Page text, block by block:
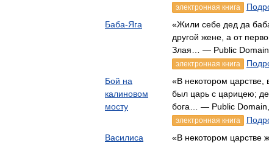
электронная книга
Баба-Яга
«Жили себе дед да
другой жене, а от
Злая… — Public Domain,
электронная книга
Бой на
калиновом
мосту
«В некотором царстве,
был царь с царицею;
бога… — Public Domain,
электронная книга
Василиса
«В некотором царстве